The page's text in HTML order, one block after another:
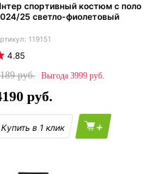
спортивный костюм с поло
25 светло-фиолетовый
119151
4.85
3999
+